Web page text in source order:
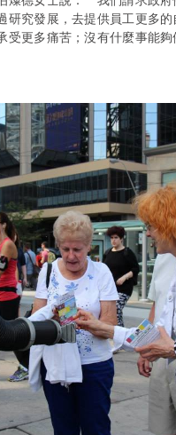
研究發展，去提供員工更多
受更多痛苦；沒有什麼事能